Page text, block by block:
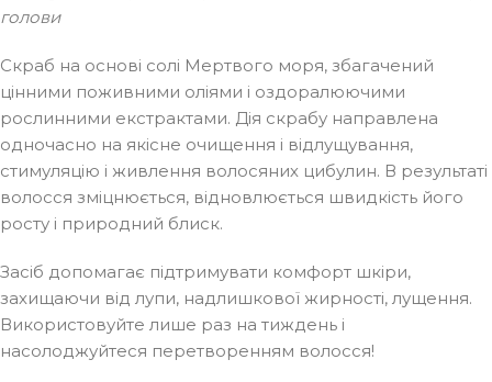
голови
Скраб на основі солі Мертвого моря, збагачений
цінними поживними оліями і оздоралюючими
рослинними екстрактами. Дія скрабу направлена
одночасно на якісне очищення і відлущування,
стимуляцію і живлення волосяних цибулин. В результаті
волосся зміцнюється, відновлюється швидкість його
росту і природний блиск.
Засіб допомагає підтримувати комфорт шкіри,
захищаючи від лупи, надлишкової жирності, лущення.
Використовуйте лише раз на тиждень і
насолоджуйтеся перетворенням волосся!